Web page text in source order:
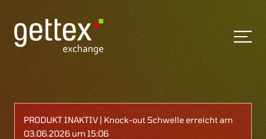
PRODUKT INAKTIV | Knock-out Schwelle erreicht am
03.06.2026 um 15:06